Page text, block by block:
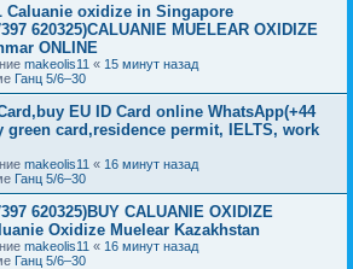
Caluanie oxidize in Singapore
620325)CALUANIE MUELEAR OXIDIZE
ONLINE
makeolis11 « 15 минут назад
Ганц 5/6–30
EU ID Card online WhatsApp(+44
green card,residence permit, IELTS, work
makeolis11 « 16 минут назад
Ганц 5/6–30
620325)BUY CALUANIE OXIDIZE
Oxidize Muelear Kazakhstan
makeolis11 « 16 минут назад
Ганц 5/6–30